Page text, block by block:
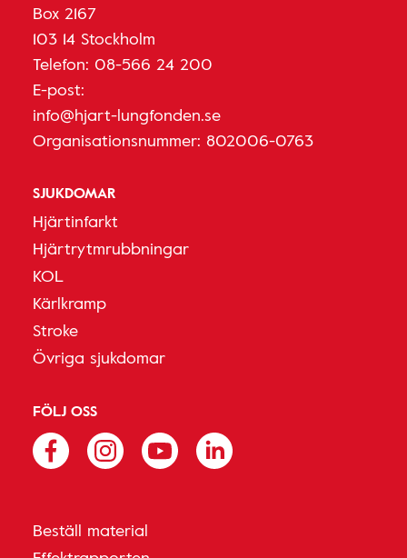
Box 2167
103 14 Stockholm
Telefon: 08-566 24 200
E-post:
info@hjart-lungfonden.se
Organisationsnummer: 802006-0763
SJUKDOMAR
Hjärtinfarkt
Hjärtrytmrubbningar
KOL
Kärlkramp
Stroke
Övriga sjukdomar
FÖLJ OSS
Beställ material